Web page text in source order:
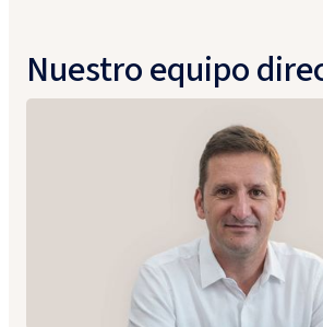
Nuestro equipo